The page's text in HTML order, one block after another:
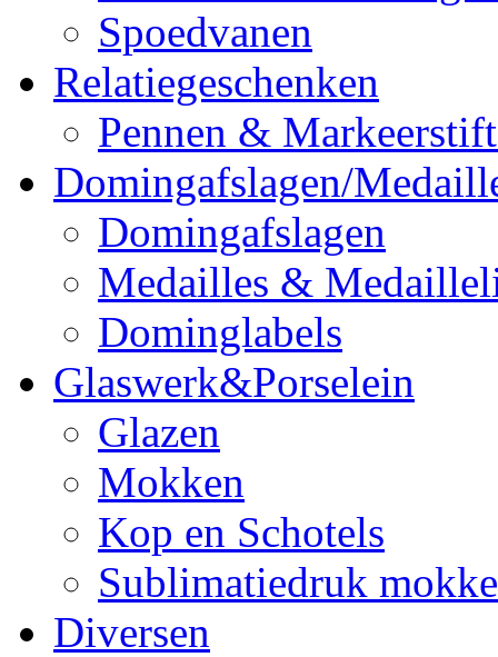
Spoedvanen
Relatiegeschenken
Pennen &
Domingafslagen/
Domingafslagen
Medailles &
Dominglabels
Glaswerk&Porselein
Glazen
Mokken
Kop en Schotels
Sublimatiedruk
Diversen